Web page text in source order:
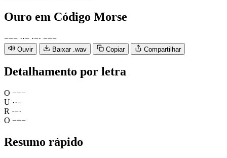
Ouro em Código Morse
−−− ··− ·−· −−−
Ouvir Baixar .wav Copiar Compartilhar
Detalhamento por letra
O −−−
U ··−
R ·−·
O −−−
Resumo rápido